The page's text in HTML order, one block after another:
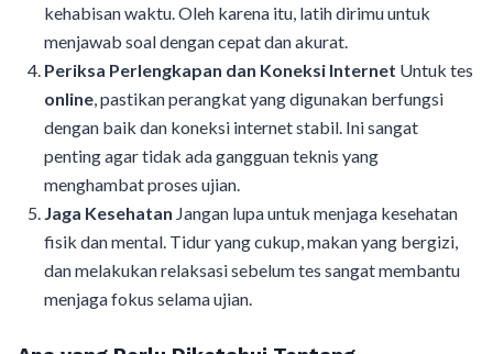
kehabisan waktu. Oleh karena itu, latih dirimu untuk
menjawab soal dengan cepat dan akurat.
Periksa Perlengkapan dan Koneksi Internet Untuk tes
online , pastikan perangkat yang digunakan berfungsi
dengan baik dan koneksi internet stabil. Ini sangat
penting agar tidak ada gangguan teknis yang
menghambat proses ujian.
Jaga Kesehatan Jangan lupa untuk menjaga kesehatan
fisik dan mental. Tidur yang cukup, makan yang bergizi,
dan melakukan relaksasi sebelum tes sangat membantu
menjaga fokus selama ujian.